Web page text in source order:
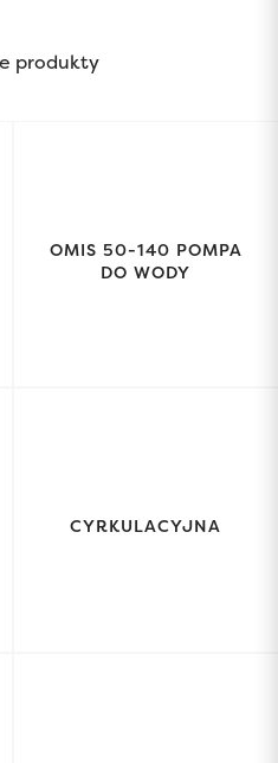
produkty
OMIS 50-140 POMPA
DO WODY
CYRKULACYJNA